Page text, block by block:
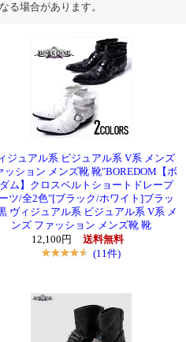
る場合があります。
ジュアル系 ビジュアル系 V系 メンズ
ッション メンズ靴 靴"BOREDOM【ボ
ム】クロスベルトショートドレープ
ツ/全2色"[ブラック/ホワイト]ブラッ
ヴィジュアル系 ビジュアル系 V系 メ
ンズ ファッション メンズ靴 靴
12,100円
送料無料
(11件)